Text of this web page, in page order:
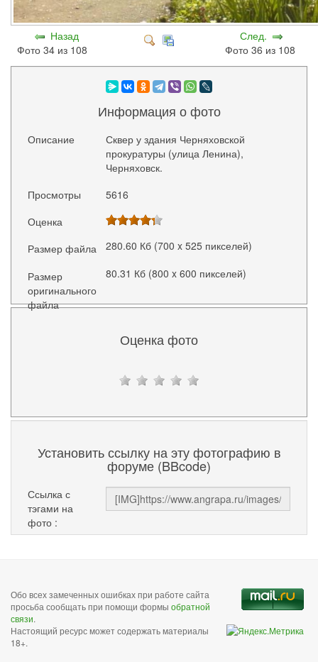
Назад
Фото 34 из 108
След.
Фото 36 из 108
Информация о фото
Описание
Сквер у здания Черняховской
прокуратуры (улица Ленина),
Черняховск.
Просмотры
5616
Оценка
Размер файла
280.60 Кб (700 x 525 пикселей)
Размер
оригинального
файла
80.31 Кб (800 x 600 пикселей)
Оценка фото
Установить ссылку на эту фотографию в
форуме (BBcode)
Ссылка с
тэгами на
фото :
Обо всех замеченных ошибках при работе сайта
просьба сообщать при помощи формы обратной
связи.
Настоящий ресурс может содержать материалы
18+.